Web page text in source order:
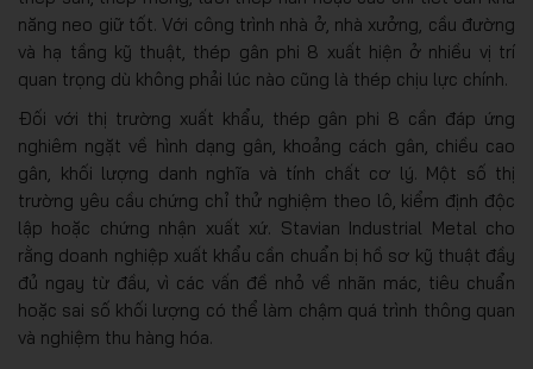
năng neo giữ tốt. Với công trình nhà ở, nhà xưởng, cầu đường
và hạ tầng kỹ thuật, thép gân phi 8 xuất hiện ở nhiều vị trí
quan trọng dù không phải lúc nào cũng là thép chịu lực chính.
Đối với thị trường xuất khẩu, thép gân phi 8 cần đáp ứng
nghiêm ngặt về hình dạng gân, khoảng cách gân, chiều cao
gân, khối lượng danh nghĩa và tính chất cơ lý. Một số thị
trường yêu cầu chứng chỉ thử nghiệm theo lô, kiểm định độc
lập hoặc chứng nhận xuất xứ. Stavian Industrial Metal cho
rằng doanh nghiệp xuất khẩu cần chuẩn bị hồ sơ kỹ thuật đầy
đủ ngay từ đầu, vì các vấn đề nhỏ về nhãn mác, tiêu chuẩn
hoặc sai số khối lượng có thể làm chậm quá trình thông quan
và nghiệm thu hàng hóa.